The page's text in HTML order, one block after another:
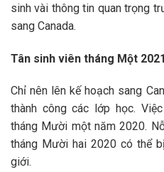
sinh vài thông tin quan trọng
sang Canada.
Tân sinh viên tháng Một
Chỉ nên lên kế hoạch sang
thành công các lớp học.
tháng Mười một năm 2020.
tháng Mười hai 2020 có thể
giới.